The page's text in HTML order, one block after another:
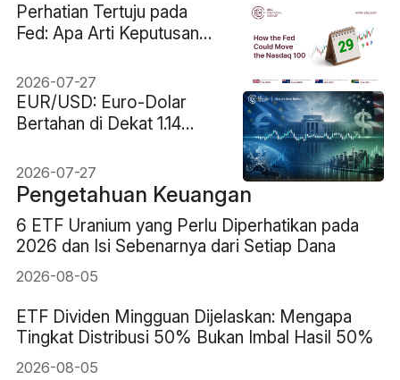
Perhatian Tertuju pada
Fed: Apa Arti Keputusan
2026-07-27
EUR/USD: Euro-Dolar
Bertahan di Dekat 1.14
Fed
2026-07-27
Pengetahuan Keuangan
6 ETF Uranium yang Perlu Diperhatikan pada
2026 dan Isi Sebenarnya dari Setiap Dana
2026-08-05
ETF Dividen Mingguan Dijelaskan: Mengapa
Tingkat Distribusi 50% Bukan Imbal Hasil 50%
2026-08-05